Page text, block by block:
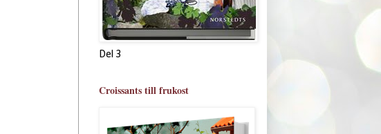
Del 3
Croissants till frukost